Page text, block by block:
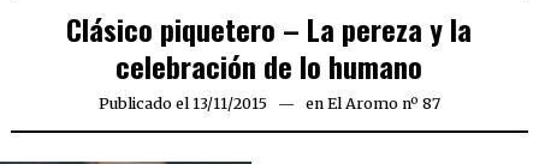
Clásico piquetero – La pereza y la
celebración de lo humano
Publicado el 13/11/201513/11/2015
en El Aromo nº 87